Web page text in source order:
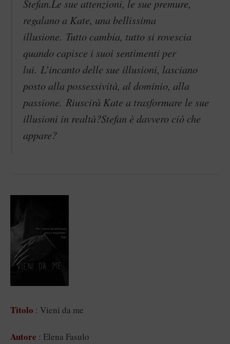
Stefan.Le sue attenzioni, le sue premure,
regalano a Kate, una bellissima
illusione. Tutto cambia, tutto si rovescia
quando capisce i suoi sentimenti per
lui. L’incanto delle sue illusioni, lasciano
posto alla possessività, al dominio, alla
passione. Riuscirà Kate a trasformare le sue
illusioni in realtà?Stefan è davvero ciò che
appare?
Titolo : Vieni da me
Autore : Elena Fasulo